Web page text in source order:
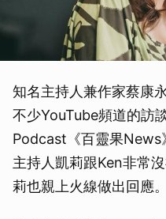
知名主持人兼作家蔡康
不少YouTube頻道的訪
Podcast《百靈果News
主持人凱莉跟Ken非常
莉也親上火線做出回應。